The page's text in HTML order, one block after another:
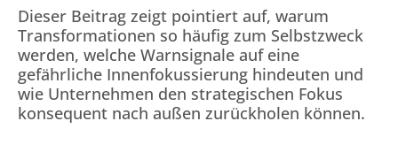
Dieser Beitrag zeigt pointiert auf, warum
Transformationen so häufig zum Selbstzweck
werden, welche Warnsignale auf eine
gefährliche Innenfokussierung hindeuten und
wie Unternehmen den strategischen Fokus
konsequent nach außen zurückholen können.